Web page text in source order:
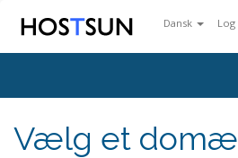
Dansk Log
Vælg et